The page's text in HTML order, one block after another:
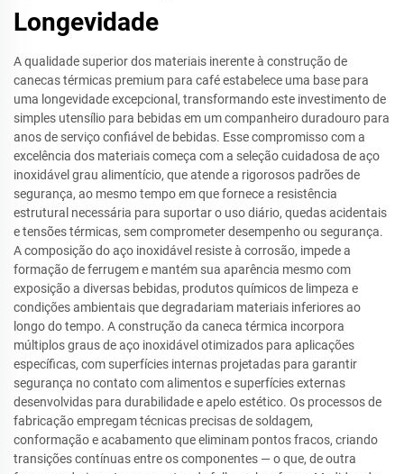
Longevidade
A qualidade superior dos materiais inerente à construção de
canecas térmicas premium para café estabelece uma base para
uma longevidade excepcional, transformando este investimento de
simples utensílio para bebidas em um companheiro duradouro para
anos de serviço confiável de bebidas. Esse compromisso com a
excelência dos materiais começa com a seleção cuidadosa de aço
inoxidável grau alimentício, que atende a rigorosos padrões de
segurança, ao mesmo tempo em que fornece a resistência
estrutural necessária para suportar o uso diário, quedas acidentais
e tensões térmicas, sem comprometer desempenho ou segurança.
A composição do aço inoxidável resiste à corrosão, impede a
formação de ferrugem e mantém sua aparência mesmo com
exposição a diversas bebidas, produtos químicos de limpeza e
condições ambientais que degradariam materiais inferiores ao
longo do tempo. A construção da caneca térmica incorpora
múltiplos graus de aço inoxidável otimizados para aplicações
específicas, com superfícies internas projetadas para garantir
segurança no contato com alimentos e superfícies externas
desenvolvidas para durabilidade e apelo estético. Os processos de
fabricação empregam técnicas precisas de soldagem,
conformação e acabamento que eliminam pontos fracos, criando
transições contínuas entre os componentes — o que, de outra